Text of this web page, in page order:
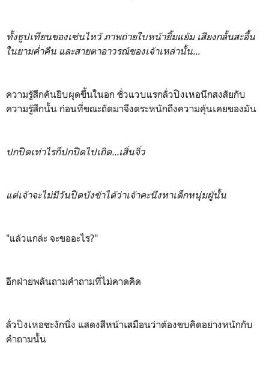
ทั้งธูปเทียนของเซ่นไหว้ ภาพถ่ายใบหน้ายิ้มแย้ม เสียงกลั้นสะอื้น
ในยามค่ำคืน และสายตาอาวรณ์ของเจ้าเหล่านั้น...
ความรู้สึกคันยิบผุดขึ้นในอก ชั่วแวบแรกลั่วปิงเหอนึกสงสัยกับ
ความรู้สึกนั้น ก่อนที่ขณะถัดมาจึงตระหนักถึงความคุ้นเคยของมัน
ปกปิดเท่าไรก็ปกปิดไปเถิด...เสิ่นจิ่ว
แต่เจ้าจะไม่มีวันปิดบังข้าได้ว่าเจ้าคะนึงหาเด็กหนุ่มผู้นั้น
"แล้วแกล่ะ จะขออะไร?"
อีกฝ่ายพลันถามคำถามที่ไม่คาดคิด
ลั่วปิงเหอชะงักนิ่ง แสดงสีหน้าเสมือนว่าต้องขบคิดอย่างหนักกับ
คำถามนั้น